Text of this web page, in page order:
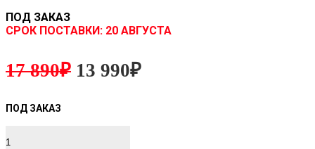
ПОД ЗАКАЗ
CРОК ПОСТАВКИ: 20 АВГУСТА
17 890₽ 13 990₽
товара